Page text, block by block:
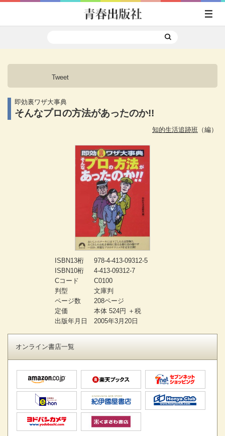
Tweet
即効裏ワザ大事典
そんなプロの方法があったのか!!
知的生活追跡班 （編）
ISBN13桁
978-4-413-09312-5
ISBN10桁
4-413-09312-7
Cコード
C0100
判型
文庫判
ページ数
208ページ
定価
本体 524円 ＋税
出版年月日
2005年3月20日
オンライン書店一覧